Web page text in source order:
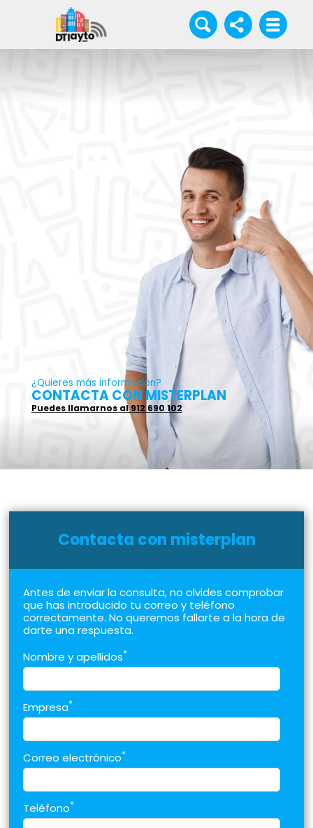
¿Quieres más información?
CONTACTA CON MISTERPLAN
Puedes llamarnos al 912 690 102
Contacta con misterplan
Antes de enviar la consulta, no olvides comprobar
que has introducido tu correo y teléfono
correctamente. No queremos fallarte a la hora de
darte una respuesta.
Nombre y apellidos*
Empresa*
Correo electrónico*
Teléfono*